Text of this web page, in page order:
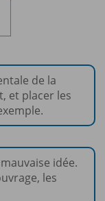
de la
et placer les
idée.
les